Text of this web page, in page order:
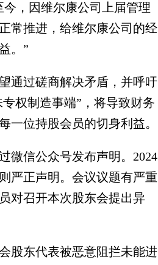
，因维尔康公司上届管理
常推进，给维尔康公司的经
。”
过磋商解决矛盾，并呼吁
权制造事端”，将导致财务
一位持股会员的切身利益。
信公众号发布声明。2024
严正声明。会议议题有严重
对召开本次股东会提出异
东代表被恶意阻拦未能进